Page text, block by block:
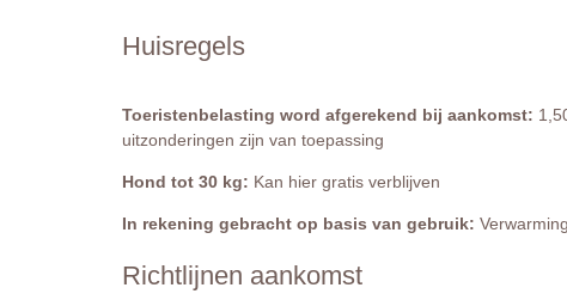
Toon prijzen voor 2027
Huisregels
Toeristenbelasting word afgerekend bij aankomst:
uitzonderingen zijn van toepassing
Hond tot 30 kg: Kan hier gratis verblijven
In rekening gebracht op basis van gebruik:
Richtlijnen aankomst